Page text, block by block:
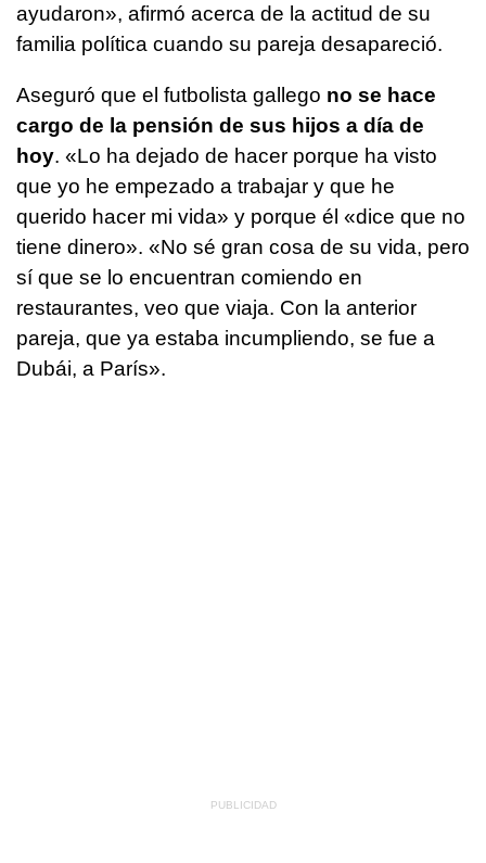
ayudaron», afirmó acerca de la actitud de su
familia política cuando su pareja desapareció.
Aseguró que el futbolista gallego no se hace
cargo de la pensión de sus hijos a día de
hoy. «Lo ha dejado de hacer porque ha visto
que yo he empezado a trabajar y que he
querido hacer mi vida» y porque él «dice que no
tiene dinero». «No sé gran cosa de su vida, pero
sí que se lo encuentran comiendo en
restaurantes, veo que viaja. Con la anterior
pareja, que ya estaba incumpliendo, se fue a
Dubái, a París».